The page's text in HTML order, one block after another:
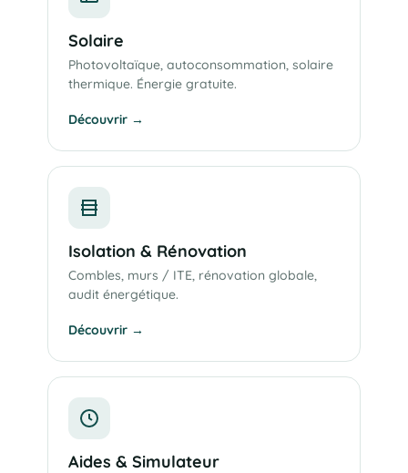
Solaire
Photovoltaïque, autoconsommation, solaire
thermique. Énergie gratuite.
Découvrir →
Isolation & Rénovation
Combles, murs / ITE, rénovation globale,
audit énergétique.
Découvrir →
Aides & Simulateur